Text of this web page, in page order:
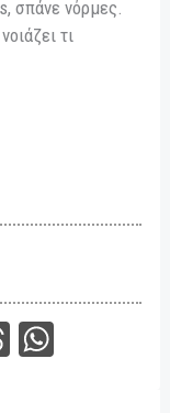
σπάνε νόρμες.
τι
Th